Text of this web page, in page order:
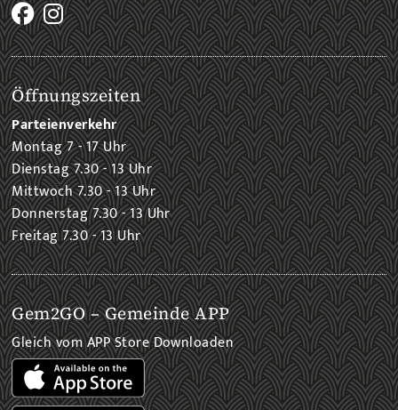
Öffnungszeiten
Parteienverkehr
Montag 7 - 17 Uhr
Dienstag 7.30 - 13 Uhr
Mittwoch 7.30 - 13 Uhr
Donnerstag 7.30 - 13 Uhr
Freitag 7.30 - 13 Uhr
Gem2GO – Gemeinde APP
Gleich vom APP Store Downloaden